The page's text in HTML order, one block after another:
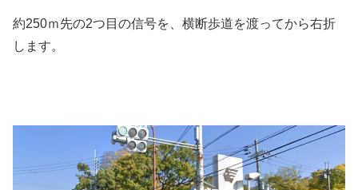
約250ｍ先の2つ目の信号を、横断歩道を渡ってから右折
します。